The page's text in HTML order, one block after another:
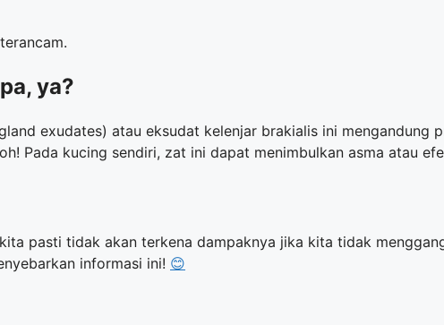
ya?
exudates) atau eksudat kelenjar brakialis ini
Pada kucing sendiri, zat ini dapat menimbulkan asma atau
pasti tidak akan terkena dampaknya jika kita tidak
informasi ini! 😊